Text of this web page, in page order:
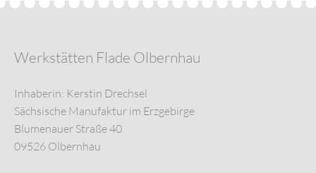
Werkstätten Flade Olbernhau
Inhaberin: Kerstin Drechsel
Sächsische Manufaktur im Erzgebirge
Blumenauer Straße 40
09526 Olbernhau